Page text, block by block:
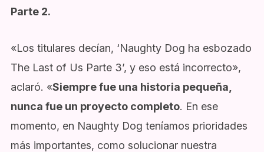
Parte 2.
«Los titulares decían, ‘Naughty Dog ha esbozado
The Last of Us Parte 3’, y eso está incorrecto»,
aclaró. «Siempre fue una historia pequeña,
nunca fue un proyecto completo. En ese
momento, en Naughty Dog teníamos prioridades
más importantes, como solucionar nuestra